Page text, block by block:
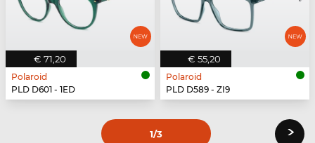
€ 71,20
Polaroid
PLD D601 - 1ED
€ 55,20
Polaroid
PLD D589 - ZI9
1/3 ›